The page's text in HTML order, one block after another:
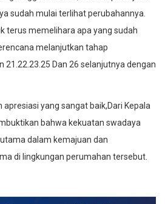
sudah mulai terlihat perubahannya.
terus memelihara apa yang sudah
melanjutkan tahap
21.22.23.25 Dan 26 selanjutnya dengan
yang sangat baik,Dari Kepala
bahwa kekuatan swadaya
dalam kemajuan dan
di lingkungan perumahan tersebut.